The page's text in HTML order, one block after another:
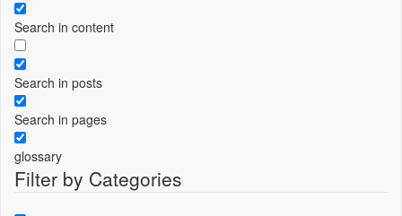
Search in content
Search in posts
Search in pages
glossary
Filter by Categories